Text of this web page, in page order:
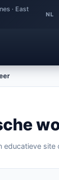
· East
NL
educatieve site